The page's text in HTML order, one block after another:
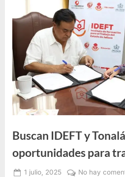
e
o
r
a
i
ó
p
a
r
Buscan IDEFT y
oportunidades para
1 julio, 2025
No hay